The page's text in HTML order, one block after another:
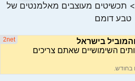
> תכשיטים מעוצבים מאלמנטים של
טבע דומם